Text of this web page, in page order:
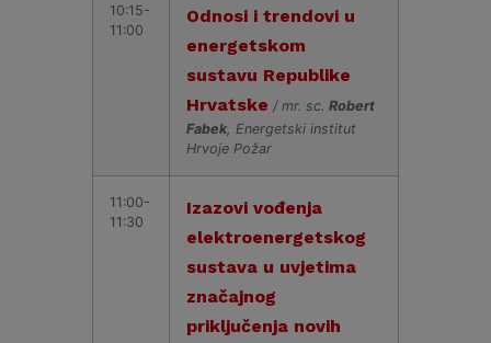
10:15-
11:00
Odnosi i trendovi u
energetskom
sustavu Republike
Hrvatske / mr. sc. Robert
Fabek , Energetski institut
Hrvoje Požar
11:00-
11:30
Izazovi vođenja
elektroenergetskog
sustava u uvjetima
značajnog
priključenja novih